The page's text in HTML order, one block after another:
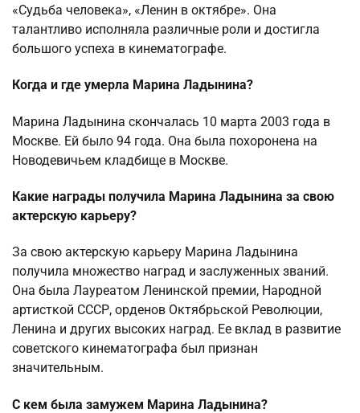
«Судьба человека», «Ленин в октябре». Она
талантливо исполняла различные роли и достигла
большого успеха в кинематографе.
Когда и где умерла Марина Ладынина?
Марина Ладынина скончалась 10 марта 2003 года в
Москве. Ей было 94 года. Она была похоронена на
Новодевичьем кладбище в Москве.
Какие награды получила Марина Ладынина за свою
актерскую карьеру?
За свою актерскую карьеру Марина Ладынина
получила множество наград и заслуженных званий.
Она была Лауреатом Ленинской премии, Народной
артисткой СССР, орденов Октябрьской Революции,
Ленина и других высоких наград. Ее вклад в развитие
советского кинематографа был признан
значительным.
С кем была замужем Марина Ладынина?